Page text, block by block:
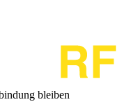
bleiben